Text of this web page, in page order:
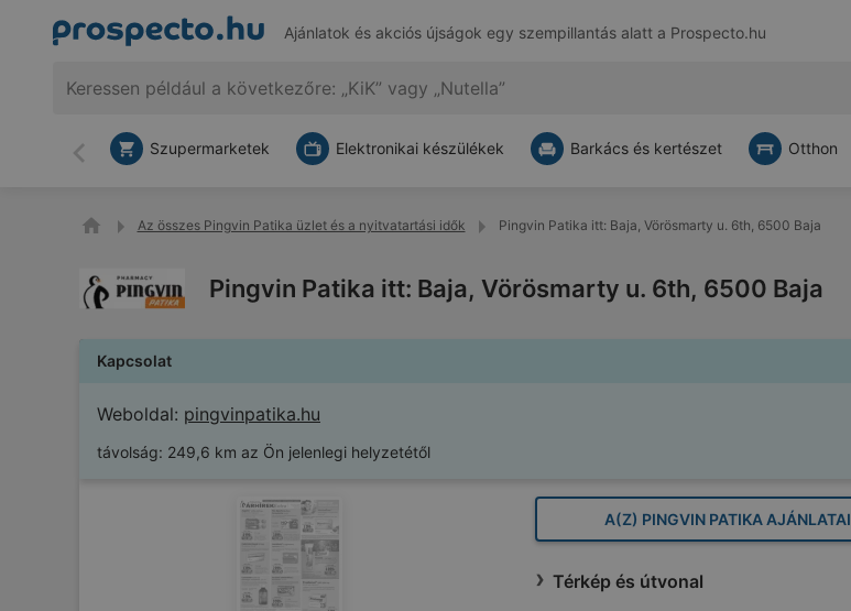
Ajánlatok és akciós újságok egy szempillantás alatt a Prospecto.hu
Vissza
Szupermarketek Elektronikai készülékek Barkács és kertészet Otthon
Az összes Pingvin Patika üzlet és a nyitvatartási idők Pingvin Patika itt: Baja, Vörösmarty u. 6th, 6500 Baja
Pingvin Patika itt: Baja, Vörösmarty u. 6th, 6500 Baja
Kapcsolat
Weboldal: pingvinpatika.hu
távolság: 249,6 km az Ön jelenlegi helyzetétől
A(Z) PINGVIN PATIKA AJÁNLATAI
Térkép és útvonal